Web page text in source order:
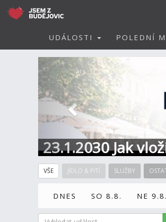
UDÁLOSTI POLEDNÍ
23.1.2030 Jak
Předchozí
VŠE JÍDLO & PITÍ SLUŽBY
DNES SO 8.8. NE 9.8.